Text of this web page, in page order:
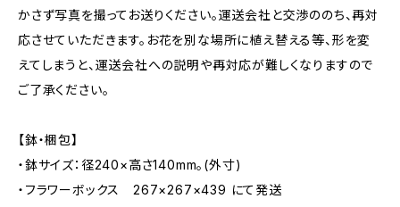
かさず写真を撮ってお送りください。運送会社と交渉ののち、再対
応させていただきます。お花を別な場所に植え替える等、形を変
えてしまうと、運送会社への説明や再対応が難しくなりますので
ご了承ください。
【鉢・梱包】
・鉢サイズ：径240×高さ140mm。(外寸)
・フラワーボックス 267×267×439 にて発送